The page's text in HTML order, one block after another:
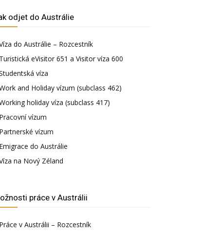
odjet do Austrálie
do Austrálie – Rozcestník
eVisitor 651 a Visitor víza 600
víza
and Holiday vízum (subclass 462)
holiday víza (subclass 417)
vízum
vízum
do Austrálie
na Nový Zéland
práce v Austrálii
v Austrálii – Rozcestník